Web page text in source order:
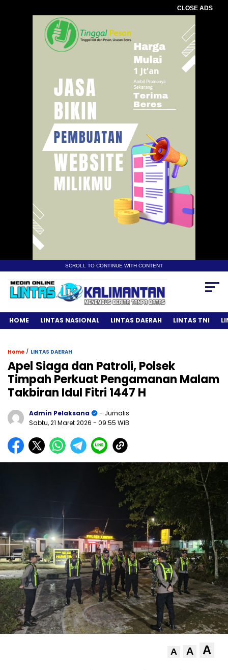
CLOSE ADS
SCROLL TO CONTINUE WITH CONTENT
HOME LINTAS NASIONAL LINTAS DAERAH LINTAS TNI
Home / LINTAS DAERAH
Apel Siaga dan Patroli, Polsek
Timpah Perkuat Pengamanan Malam
Takbiran Idul Fitri 1447 H
Admin Pelaksana
- Jurnalis
Sabtu, 21 Maret 2026 - 09:55 WIB
A A A